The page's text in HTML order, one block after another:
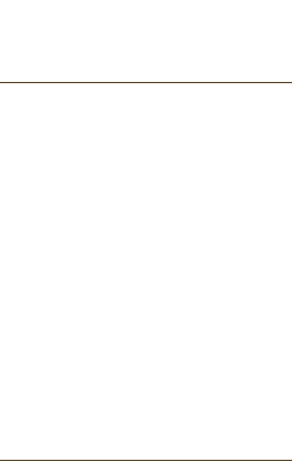
ますが、かぶれに悩んでいたわ